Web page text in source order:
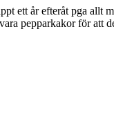
ett år efteråt pga allt
pepparkakor för att